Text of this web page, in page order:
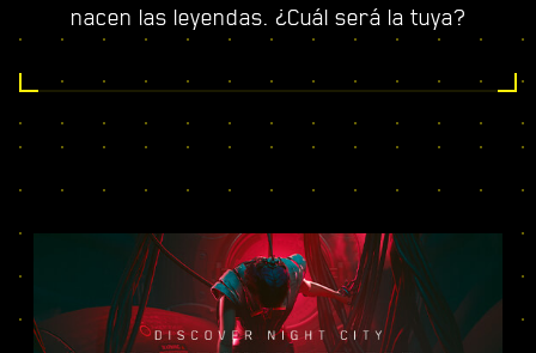
nacen las leyendas. ¿Cuál será la tuya?